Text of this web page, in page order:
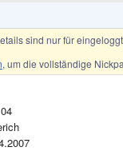
sind nur für
, um die vollständige